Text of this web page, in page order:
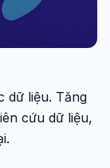
dữ liệu. Tăng
cứu dữ liệu,